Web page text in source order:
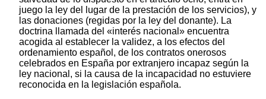
juego la ley del lugar de la prestación de los servicios), y
las donaciones (regidas por la ley del donante). La
doctrina llamada del «interés nacional» encuentra
acogida al establecer la validez, a los efectos del
ordenamiento español, de los contratos onerosos
celebrados en España por extranjero incapaz según la
ley nacional, si la causa de la incapacidad no estuviere
reconocida en la legislación española.